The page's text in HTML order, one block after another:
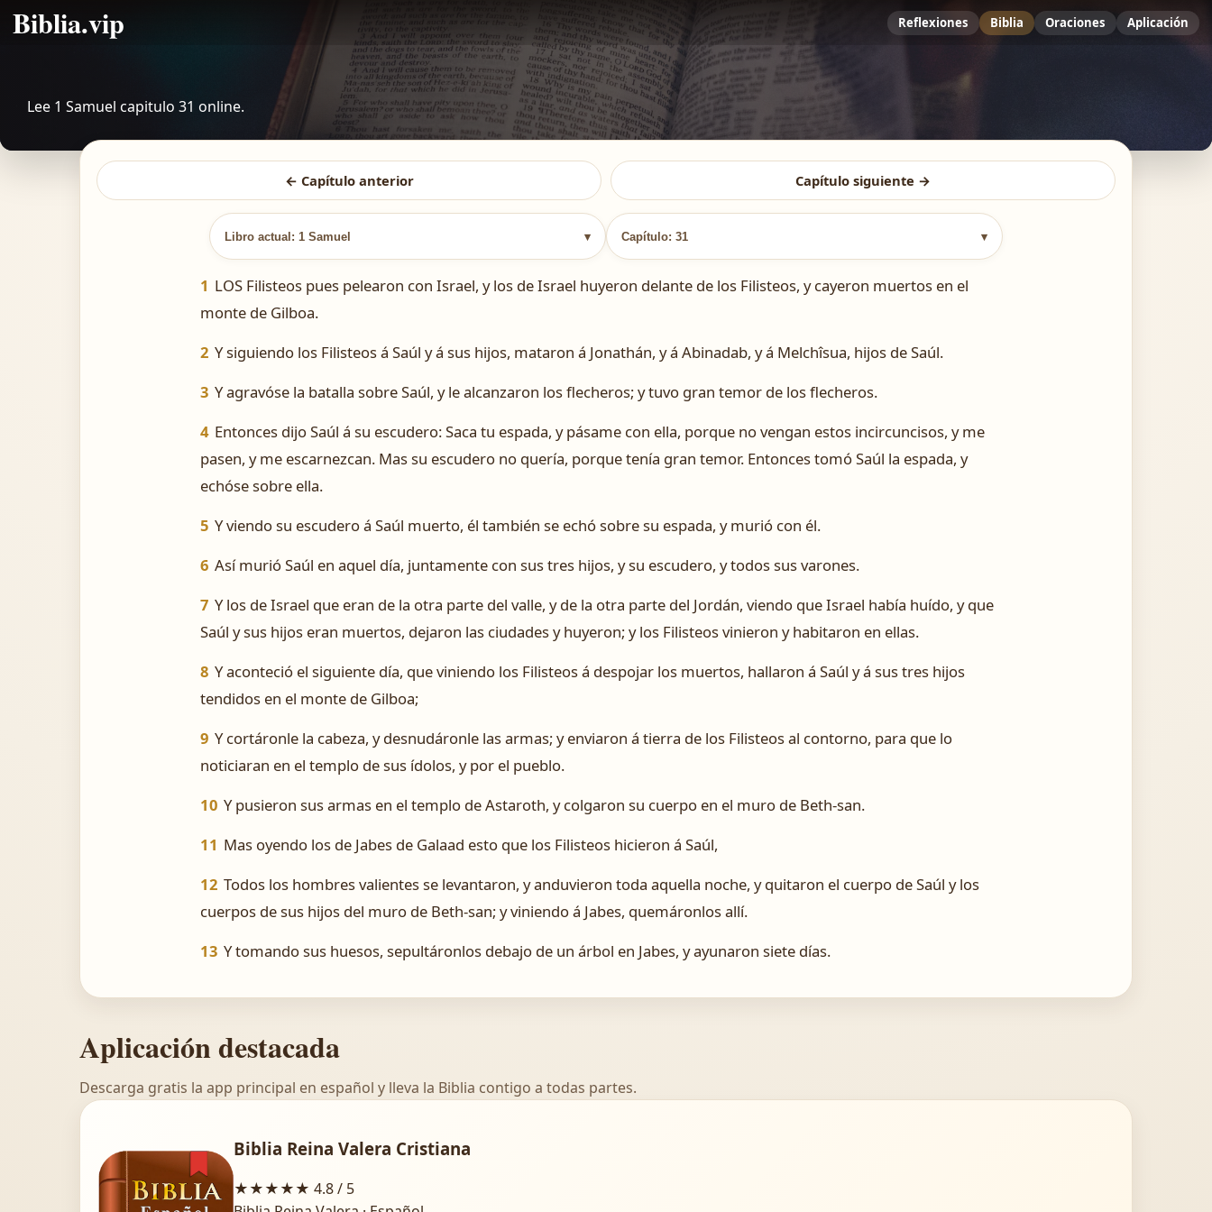
Biblia.vip Reflexiones Biblia Oraciones Aplicación
Lee 1 Samuel capitulo 31 online.
← Capítulo anterior Capítulo siguiente →
Libro actual: 1 Samuel ▾ Capítulo: 31 ▾
1 LOS Filisteos pues pelearon con Israel, y los de Israel huyeron delante de los Filisteos, y cayeron muertos en el
monte de Gilboa.
2 Y siguiendo los Filisteos á Saúl y á sus hijos, mataron á Jonathán, y á Abinadab, y á Melchîsua, hijos de Saúl.
3 Y agravóse la batalla sobre Saúl, y le alcanzaron los flecheros; y tuvo gran temor de los flecheros.
4 Entonces dijo Saúl á su escudero: Saca tu espada, y pásame con ella, porque no vengan estos incircuncisos, y me
pasen, y me escarnezcan. Mas su escudero no quería, porque tenía gran temor. Entonces tomó Saúl la espada, y
echóse sobre ella.
5 Y viendo su escudero á Saúl muerto, él también se echó sobre su espada, y murió con él.
6 Así murió Saúl en aquel día, juntamente con sus tres hijos, y su escudero, y todos sus varones.
7 Y los de Israel que eran de la otra parte del valle, y de la otra parte del Jordán, viendo que Israel había huído, y que
Saúl y sus hijos eran muertos, dejaron las ciudades y huyeron; y los Filisteos vinieron y habitaron en ellas.
8 Y aconteció el siguiente día, que viniendo los Filisteos á despojar los muertos, hallaron á Saúl y á sus tres hijos
tendidos en el monte de Gilboa;
9 Y cortáronle la cabeza, y desnudáronle las armas; y enviaron á tierra de los Filisteos al contorno, para que lo
noticiaran en el templo de sus ídolos, y por el pueblo.
10 Y pusieron sus armas en el templo de Astaroth, y colgaron su cuerpo en el muro de Beth-san.
11 Mas oyendo los de Jabes de Galaad esto que los Filisteos hicieron á Saúl,
12 Todos los hombres valientes se levantaron, y anduvieron toda aquella noche, y quitaron el cuerpo de Saúl y los
cuerpos de sus hijos del muro de Beth-san; y viniendo á Jabes, quemáronlos allí.
13 Y tomando sus huesos, sepultáronlos debajo de un árbol en Jabes, y ayunaron siete días.
Aplicación destacada
Descarga gratis la app principal en español y lleva la Biblia contigo a todas partes.
Biblia Reina Valera Cristiana
★★★★★ 4.8 / 5